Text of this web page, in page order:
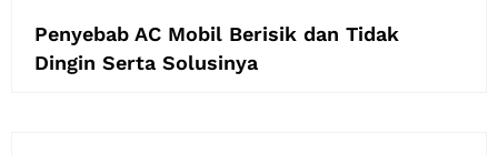
Penyebab AC Mobil Berisik dan Tidak
Dingin Serta Solusinya